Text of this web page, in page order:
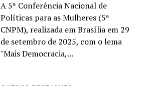
A 5ª Conferência Nacional de
Políticas para as Mulheres (5ª
CNPM), realizada em Brasília em 29
de setembro de 2025, com o lema
"Mais Democracia,...